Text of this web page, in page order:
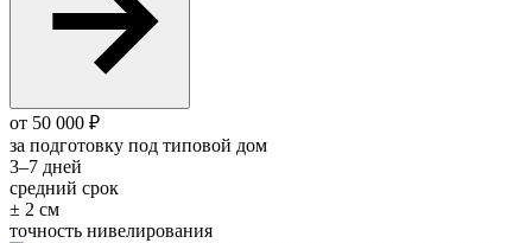
от 50 000 ₽
за подготовку под типовой дом
3–7 дней
средний срок
± 2 см
точность нивелирования